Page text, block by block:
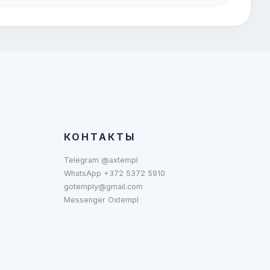
КОНТАКТЫ
Telegram @axtempl
WhatsApp +372 5372 5910
gotemply@gmail.com
Messenger Oxtempl